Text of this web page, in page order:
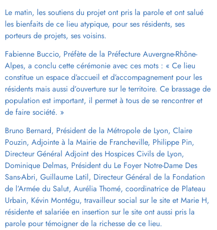
Le matin, les soutiens du projet ont pris la parole et ont salué
les bienfaits de ce lieu atypique, pour ses résidents, ses
porteurs de projets, ses voisins.
Fabienne Buccio, Préfète de la Préfecture Auvergne-Rhône-
Alpes, a conclu cette cérémonie avec ces mots : « Ce lieu
constitue un espace d’accueil et d’accompagnement pour les
résidents mais aussi d’ouverture sur le territoire. Ce brassage de
population est important, il permet à tous de se rencontrer et
de faire société. »
Bruno Bernard, Président de la Métropole de Lyon, Claire
Pouzin, Adjointe à la Mairie de Francheville, Philippe Pin,
Directeur Général Adjoint des Hospices Civils de Lyon,
Dominique Delmas, Président du Le Foyer Notre-Dame Des
Sans-Abri, Guillaume Latil, Directeur Général de la Fondation
de l’Armée du Salut, Aurélia Thomé, coordinatrice de Plateau
Urbain, Kévin Montégu, travailleur social sur le site et Marie H,
résidente et salariée en insertion sur le site ont aussi pris la
parole pour témoigner de la richesse de ce lieu.